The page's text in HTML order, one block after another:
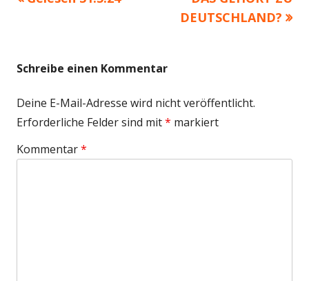
Beitrag
DEUTSCHLAND?
Schreibe einen Kommentar
Deine E-Mail-Adresse wird nicht veröffentlicht.
Erforderliche Felder sind mit* markiert
Kommentar*